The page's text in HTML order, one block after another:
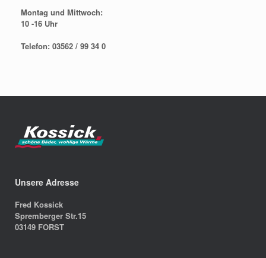
Montag und Mittwoch:
10 -16 Uhr
Telefon: 03562 / 99 34 0
Unsere Adresse
Fred Kossick
Spremberger Str.15
03149 FORST